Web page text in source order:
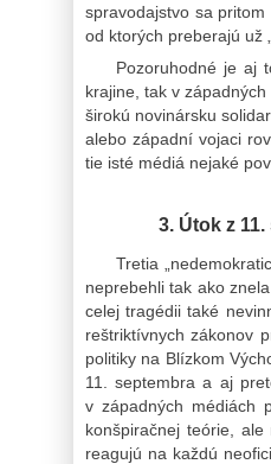
spravodajstvo sa
od ktorých preberajú už
Pozoruhodné je aj
krajine, tak v
širokú novinársku
alebo západní vojaci
tie isté médiá nejaké
3. Útok z
Tretia
neprebehli tak ako
celej tragédii také
reštriktívnych zákonov
politiky na Blízkom
11. septembra a aj
v západných médiách
konšpiračnej teórie,
reagujú na každú